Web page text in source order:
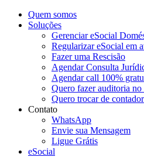
Quem somos
Soluções
Gerenciar eSocial
Regularizar eSocial em
Fazer uma Rescisão
Agendar Consulta
Agendar call 100%
Quero fazer auditoria no
Quero trocar de contador
Contato
WhatsApp
Envie sua Mensagem
Ligue Grátis
eSocial